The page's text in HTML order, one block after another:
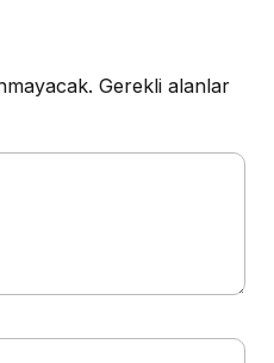
Gerekli alanlar